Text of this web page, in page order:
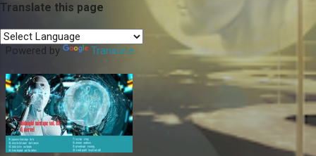
Translate this page
Powered by Translate